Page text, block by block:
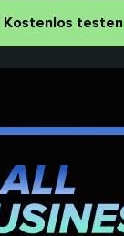
Kostenlos testen​​